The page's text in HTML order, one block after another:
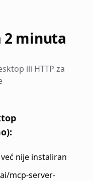
2 minuta
ili HTTP za
nije instaliran
mcp-server-